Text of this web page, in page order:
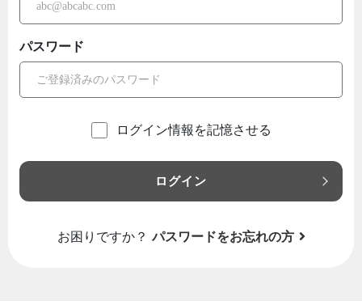
パスワード
ログイン情報を記憶させる
ログイン
お困りですか？ パスワードをお忘れの方